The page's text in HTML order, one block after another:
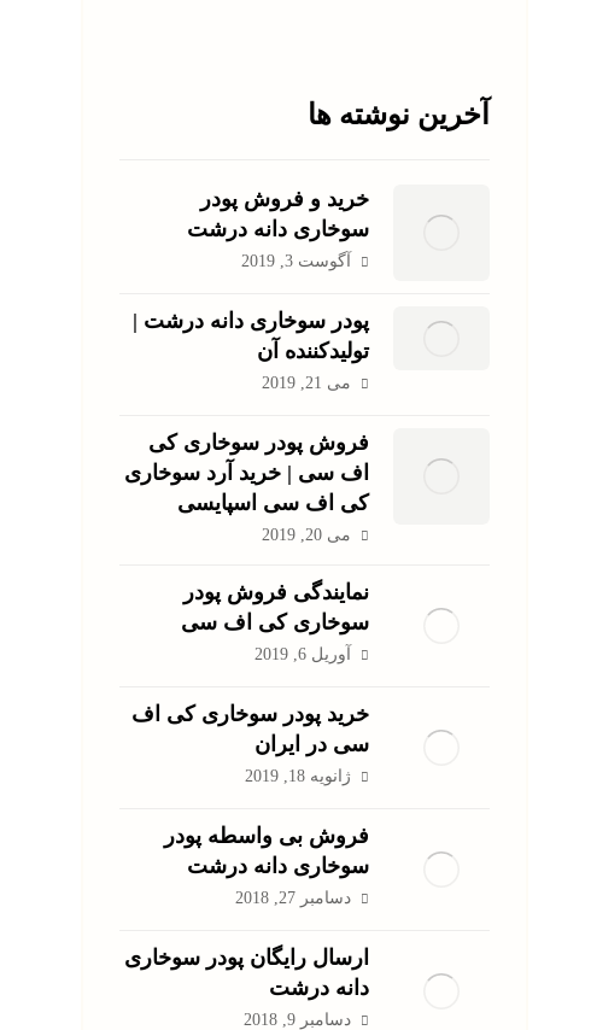
آخرین نوشته ها
خرید و فروش پودر
سوخاری دانه درشت
آگوست 3, 2019
پودر سوخاری دانه درشت |
تولیدکننده آن
می 21, 2019
فروش پودر سوخاری کی
اف سی | خرید آرد سوخاری
کی اف سی اسپایسی
می 20, 2019
نمایندگی فروش پودر
سوخاری کی اف سی
آوریل 6, 2019
خرید پودر سوخاری کی اف
سی در ایران
ژانویه 18, 2019
فروش بی واسطه پودر
سوخاری دانه درشت
دسامبر 27, 2018
ارسال رایگان پودر سوخاری
دانه درشت
دسامبر 9, 2018